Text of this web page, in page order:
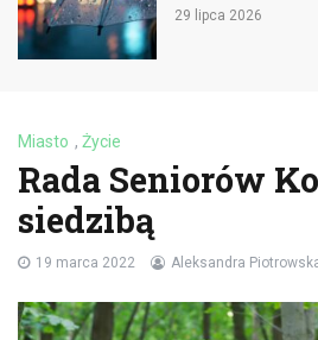
29 lipca 2026
Miasto , Życie
Rada Seniorów
siedzibą
19 marca 2022 Aleksandra